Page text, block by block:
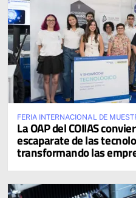
FERIA INTERNACIONAL DE
La OAP del COIIAS
escaparate de las
transformando las